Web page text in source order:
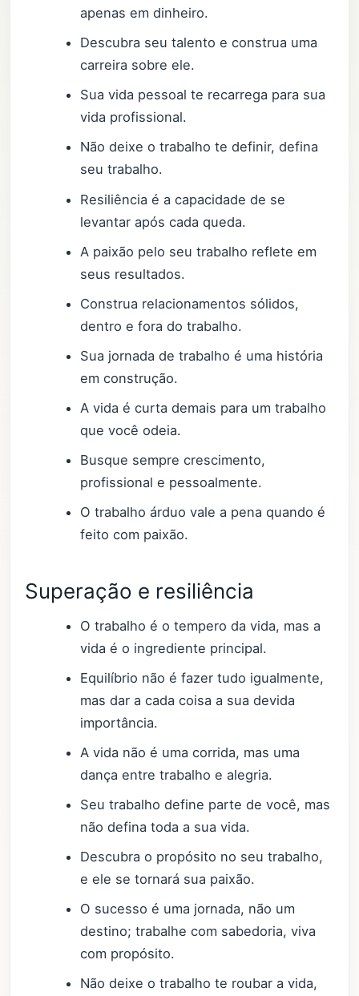
apenas em dinheiro.
Descubra seu talento e construa uma
carreira sobre ele.
Sua vida pessoal te recarrega para sua
vida profissional.
Não deixe o trabalho te definir, defina
seu trabalho.
Resiliência é a capacidade de se
levantar após cada queda.
A paixão pelo seu trabalho reflete em
seus resultados.
Construa relacionamentos sólidos,
dentro e fora do trabalho.
Sua jornada de trabalho é uma história
em construção.
A vida é curta demais para um trabalho
que você odeia.
Busque sempre crescimento,
profissional e pessoalmente.
O trabalho árduo vale a pena quando é
feito com paixão.
Superação e resiliência
O trabalho é o tempero da vida, mas a
vida é o ingrediente principal.
Equilíbrio não é fazer tudo igualmente,
mas dar a cada coisa a sua devida
importância.
A vida não é uma corrida, mas uma
dança entre trabalho e alegria.
Seu trabalho define parte de você, mas
não defina toda a sua vida.
Descubra o propósito no seu trabalho,
e ele se tornará sua paixão.
O sucesso é uma jornada, não um
destino; trabalhe com sabedoria, viva
com propósito.
Não deixe o trabalho te roubar a vida,